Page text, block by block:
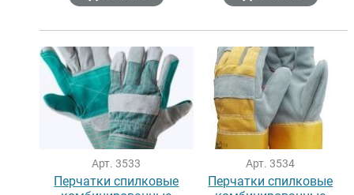
Арт. 3533
Перчатки спилковые
Арт. 3534
Перчатки спилковые